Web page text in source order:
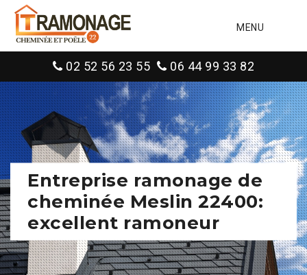
MENU
02 52 56 23 55 06 44 99 33 82
Entreprise ramonage de
cheminée Meslin 22400:
excellent ramoneur